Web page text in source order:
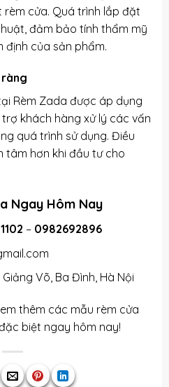
cửa. Quá trình lắp đặt
đảm bảo tính thẩm mỹ
định của sản phẩm.
ràng
Rèm Zada được áp dụng
khách hàng xử lý các vấn
quá trình sử dụng. Điều
tâm hơn khi đầu tư cho
Ngay Hôm Nay
– 0982692896
Giảng Võ, Ba Đình, Hà Nội
thêm các mẫu rèm cửa
biệt ngay hôm nay!